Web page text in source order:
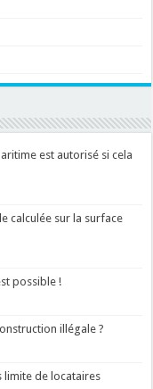
est autorisé si cela
calculée sur la surface
possible !
illégale ?
limite de locataires